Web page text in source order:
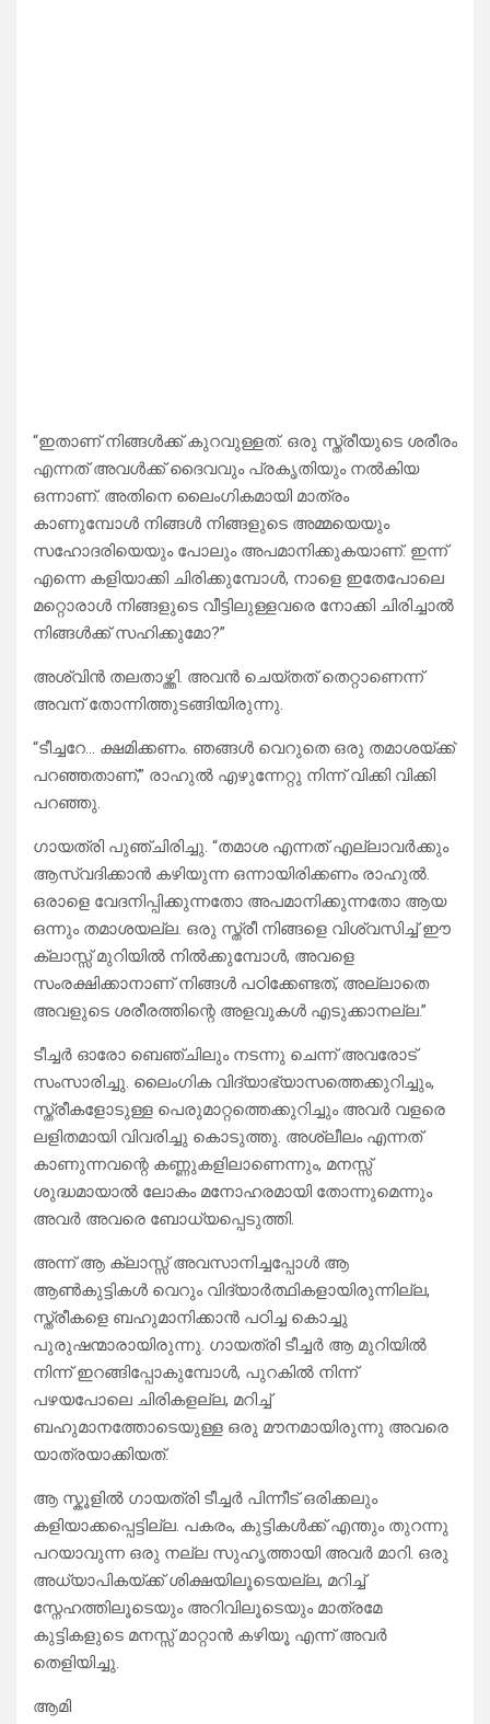
“ഇതാണ് നിങ്ങൾക്ക് കുറവുള്ളത്. ഒരു സ്ത്രീയുടെ ശരീരം
എന്നത് അവൾക്ക് ദൈവവും പ്രകൃതിയും നൽകിയ
ഒന്നാണ്. അതിനെ ലൈംഗികമായി മാത്രം
കാണുമ്പോൾ നിങ്ങൾ നിങ്ങളുടെ അമ്മയെയും
സഹോദരിയെയും പോലും അപമാനിക്കുകയാണ്. ഇന്ന്
എന്നെ കളിയാക്കി ചിരിക്കുമ്പോൾ, നാളെ ഇതേപോലെ
മറ്റൊരാൾ നിങ്ങളുടെ വീട്ടിലുള്ളവരെ നോക്കി ചിരിച്ചാൽ
നിങ്ങൾക്ക് സഹിക്കുമോ?”
അശ്വിൻ തലതാഴ്ത്തി. അവൻ ചെയ്തത് തെറ്റാണെന്ന്
അവന് തോന്നിത്തുടങ്ങിയിരുന്നു.
“ടീച്ചറേ… ക്ഷമിക്കണം. ഞങ്ങൾ വെറുതെ ഒരു തമാശയ്ക്ക്
പറഞ്ഞതാണ്,” രാഹുൽ എഴുന്നേറ്റു നിന്ന് വിക്കി വിക്കി
പറഞ്ഞു.
ഗായത്രി പുഞ്ചിരിച്ചു. “തമാശ എന്നത് എല്ലാവർക്കും
ആസ്വദിക്കാൻ കഴിയുന്ന ഒന്നായിരിക്കണം രാഹുൽ.
ഒരാളെ വേദനിപ്പിക്കുന്നതോ അപമാനിക്കുന്നതോ ആയ
ഒന്നും തമാശയല്ല. ഒരു സ്ത്രീ നിങ്ങളെ വിശ്വസിച്ച് ഈ
ക്ലാസ്സ് മുറിയിൽ നിൽക്കുമ്പോൾ, അവളെ
സംരക്ഷിക്കാനാണ് നിങ്ങൾ പഠിക്കേണ്ടത്, അല്ലാതെ
അവളുടെ ശരീരത്തിന്റെ അളവുകൾ എടുക്കാനല്ല.”
ടീച്ചർ ഓരോ ബെഞ്ചിലും നടന്നു ചെന്ന് അവരോട്
സംസാരിച്ചു. ലൈംഗിക വിദ്യാഭ്യാസത്തെക്കുറിച്ചും,
സ്ത്രീകളോടുള്ള പെരുമാറ്റത്തെക്കുറിച്ചും അവർ വളരെ
ലളിതമായി വിവരിച്ചു കൊടുത്തു. അശ്ലീലം എന്നത്
കാണുന്നവന്റെ കണ്ണുകളിലാണെന്നും, മനസ്സ്
ശുദ്ധമായാൽ ലോകം മനോഹരമായി തോന്നുമെന്നും
അവർ അവരെ ബോധ്യപ്പെടുത്തി.
അന്ന് ആ ക്ലാസ്സ് അവസാനിച്ചപ്പോൾ ആ
ആൺകുട്ടികൾ വെറും വിദ്യാർത്ഥികളായിരുന്നില്ല,
സ്ത്രീകളെ ബഹുമാനിക്കാൻ പഠിച്ച കൊച്ചു
പുരുഷന്മാരായിരുന്നു. ഗായത്രി ടീച്ചർ ആ മുറിയിൽ
നിന്ന് ഇറങ്ങിപ്പോകുമ്പോൾ, പുറകിൽ നിന്ന്
പഴയപോലെ ചിരികളല്ല, മറിച്ച്
ബഹുമാനത്തോടെയുള്ള ഒരു മൗനമായിരുന്നു അവരെ
യാത്രയാക്കിയത്.
ആ സ്കൂളിൽ ഗായത്രി ടീച്ചർ പിന്നീട് ഒരിക്കലും
കളിയാക്കപ്പെട്ടില്ല. പകരം, കുട്ടികൾക്ക് എന്തും തുറന്നു
പറയാവുന്ന ഒരു നല്ല സുഹൃത്തായി അവർ മാറി. ഒരു
അധ്യാപികയ്ക്ക് ശിക്ഷയിലൂടെയല്ല, മറിച്ച്
സ്നേഹത്തിലൂടെയും അറിവിലൂടെയും മാത്രമേ
കുട്ടികളുടെ മനസ്സ് മാറ്റാൻ കഴിയൂ എന്ന് അവർ
തെളിയിച്ചു.
ആമി